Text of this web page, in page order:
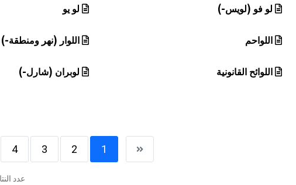
لو فو (لويس-) لو يو
اللواحم اللوار (نهر ومنطقة-)
اللوائح القانونية لوبران (شارل-)
1
2
3
4
عدد